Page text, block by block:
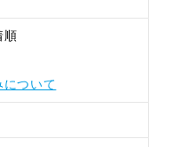
順
について